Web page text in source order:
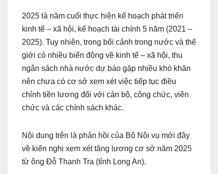
2025 là năm cuối thực hiện kế hoạch phát triển
kinh tế – xã hội, kế hoạch tài chính 5 năm (2021 –
2025). Tuy nhiên, trong bối cảnh trong nước và thế
giới có nhiều biến động về kinh tế – xã hội, thu
ngân sách nhà nước dự báo gặp nhiều khó khăn
nên chưa có cơ sở xem xét việc tiếp tục điều
chỉnh tiền lương đối với cán bộ, công chức, viên
chức và các chính sách khác.
Nội dung trên là phản hồi của Bộ Nội vụ mới đây
về kiến nghị xem xét tăng lương cơ sở năm 2025
từ ông Đỗ Thanh Tra (tỉnh Long An).